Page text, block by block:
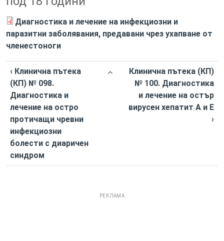
Диагностика и лечение на инфекциозни и
паразитни заболявания, предавани чрез ухапване от
членестоноги
‹ Клинична пътека
(КП) № 098.
Диагностика и
лечение на остро
протичащи чревни
инфекциозни
болести с диаричен
синдром
Клинична пътека (КП)
№ 100. Диагностика
и лечение на остър
вирусен хепатит А и Е
›
РЕКЛАМА